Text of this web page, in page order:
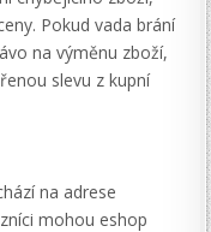
Pokud vada brání
na výměnu zboží,
slevu z kupní
na adrese
mohou eshop